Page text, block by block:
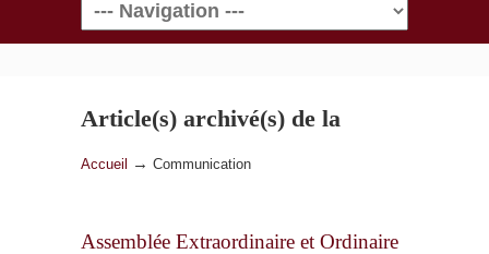
Article(s) archivé(s) de la
catégorieCommunication
Accueil → Communication
Assemblée Extraordinaire et Ordinaire